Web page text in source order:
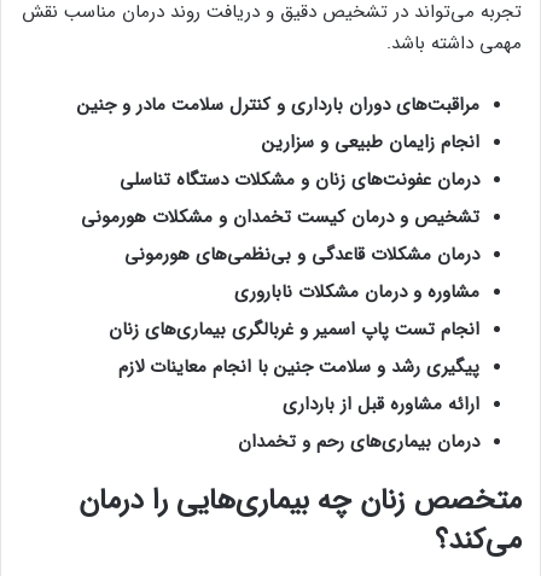
تجربه می‌تواند در تشخیص دقیق و دریافت روند درمان مناسب نقش
مهمی داشته باشد.
مراقبت‌های دوران بارداری و کنترل سلامت مادر و جنین
انجام زایمان طبیعی و سزارین
درمان عفونت‌های زنان و مشکلات دستگاه تناسلی
تشخیص و درمان کیست تخمدان و مشکلات هورمونی
درمان مشکلات قاعدگی و بی‌نظمی‌های هورمونی
مشاوره و درمان مشکلات ناباروری
انجام تست پاپ اسمیر و غربالگری بیماری‌های زنان
پیگیری رشد و سلامت جنین با انجام معاینات لازم
ارائه مشاوره قبل از بارداری
درمان بیماری‌های رحم و تخمدان
متخصص زنان چه بیماری‌هایی را درمان
می‌کند؟